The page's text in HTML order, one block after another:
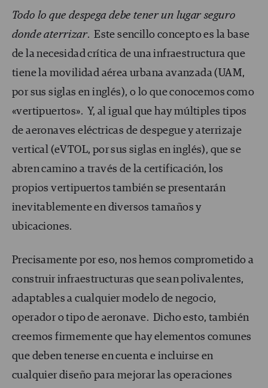
Todo lo que despega debe tener un lugar seguro
donde aterrizar. Este sencillo concepto es la base
de la necesidad crítica de una infraestructura que
tiene la movilidad aérea urbana avanzada (UAM,
por sus siglas en inglés), o lo que conocemos como
«vertipuertos». Y, al igual que hay múltiples tipos
de aeronaves eléctricas de despegue y aterrizaje
vertical (eVTOL, por sus siglas en inglés), que se
abren camino a través de la certificación, los
propios vertipuertos también se presentarán
inevitablemente en diversos tamaños y
ubicaciones.
Precisamente por eso, nos hemos comprometido a
construir infraestructuras que sean polivalentes,
adaptables a cualquier modelo de negocio,
operador o tipo de aeronave. Dicho esto, también
creemos firmemente que hay elementos comunes
que deben tenerse en cuenta e incluirse en
cualquier diseño para mejorar las operaciones